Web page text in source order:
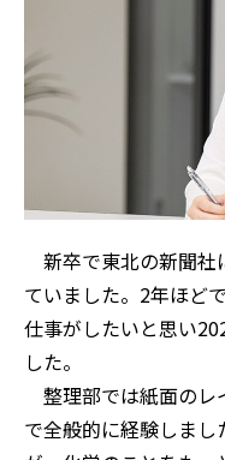
新卒で東北の新聞社
ていました。2年ほど
仕事がしたいと思い
した。
整理部では紙面のレ
で全般的に経験しま